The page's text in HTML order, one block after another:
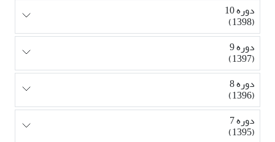
دوره 10
(1398)
دوره 9
(1397)
دوره 8
(1396)
دوره 7
(1395)